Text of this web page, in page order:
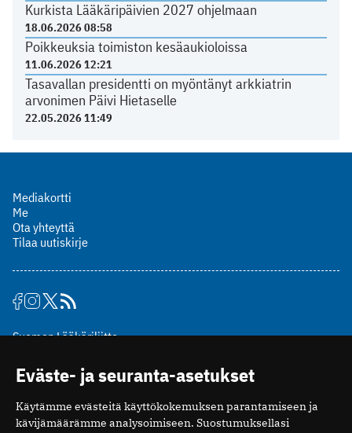
Kurkista Lääkäripäivien 2027 ohjelmaan
18.06.2026 08:58
Poikkeuksia toimiston kesäaukioloissa
11.06.2026 12:21
Tasavallan presidentti on myöntänyt arkkiatrin
arvonimen Päivi Hietaselle
22.05.2026 11:49
Mediakortti
Me
Ota yhteyttä
Tilaa uutiskirje
Suomen Lääkäriliitto
00510 Helsinki
puh. (09) 393 091
toimitus@potilaanlaakarilehti.fi
Eväste- ja seuranta-asetukset
Käytämme evästeitä käyttökokemuksen parantamiseen ja
kävijämäärämme analysoimiseen. Suostumuksellasi